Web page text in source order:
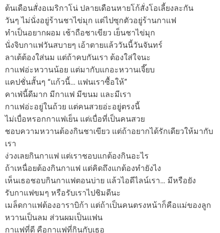
ต้นเดือนสั่งอเมริกาโน่ ปลายเดือนหายโก้สั่งโอเลี้ยงละกัน
วันๆ ไม่นั่งอยู่ร้านชาไข่มุก แต่ไปซุกตัวอยู่ร้านกาแฟ
ทำเป็นอยากผอม เช้าถือชาเขียว เย็นชาไข่มุก
นั่งจิบกาแฟวันสบายๆ เอ้าตายแล้ววันนี้วันจันทร์
ลาเต้ต้องใส่นม แต่ถ้าคบกันเรา ต้องใส่ใจนะ
กาแฟอ่ะหวานน้อย แต่มากับแกอะหวานเจี๊ยบ
แคปชั่นสั้นๆ “แก้วนี้… แฟนเราซื้อให้”
คาเฟ่นี้ดีมาก มีกาแฟ มีขนม และมีเรา
กาแฟอ่ะอยู่ในถ้วย แต่คนสวยอ่ะอยู่ตรงนี้
ไม่เบื่อหรอกกาแฟเย็น แต่เบื่อที่เป็นคนสวย
ชอบความหวานต้องกินชาเขียว แต่ถ้าอยากได้รักเดียวให้มากับ
เรา
ง่วงเลยกินกาแฟ แต่เราชอบแกต้องกินอะไร
ถ้าเหนื่อยต้องกินกาแฟ แต่คิดถึงแกต้องทำยังไง
เห็นเธอชอบกินกาแฟตอนบ่าย แล้วไอดีไลน์เรา… มีหรือยัง
รับกาแฟขมๆ หรือรับเราไปชิมดีนะ
เมล็ดกาแฟต้องอาราบิก้า แต่ถ้าเป็นคนตรงหน้าก็คือแม่ของลูก
หวานเป็นลม ส่วนผมเป็นแฟน
กาแฟที่ดี คือกาแฟที่กินกับเธอ